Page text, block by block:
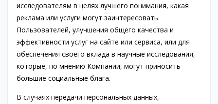
исследователям в целях лучшего понимания, какая
реклама или услуги могут заинтересовать
Пользователей, улучшения общего качества и
эффективности услуг на сайте или сервиса, или для
обеспечения своего вклада в научные исследования,
которые, по мнению Компании, могут приносить
большие социальные блага.
В случаях передачи персональных данных,